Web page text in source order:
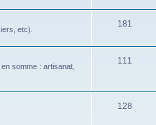
etc).
181
somme : artisanat,
111
128